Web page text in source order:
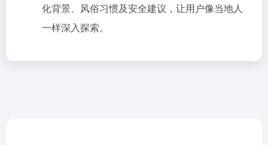
化背景、风俗习惯及安全建议，让用户像当地人
一样深入探索。